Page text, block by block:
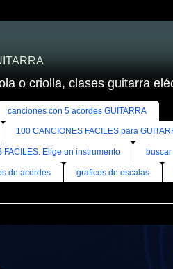
o criolla, clases guitarra
canciones con 5 acordes GUITARRA
100 CANCIONES FACILES para
FACILES: Elige un instrumento
de acordes graficos de escalas